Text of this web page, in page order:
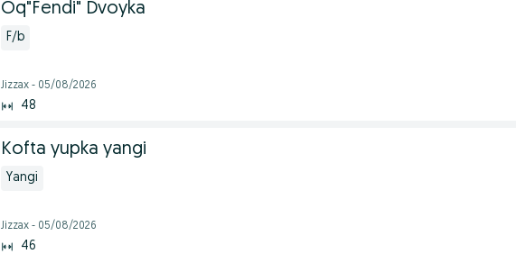
Oq"Fendi" Dvoyka
F/b
Jizzax - 05/08/2026
48
Kofta yupka yangi
Yangi
Jizzax - 05/08/2026
46